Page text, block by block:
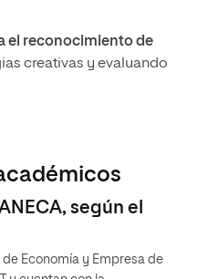
el reconocimiento de
creativas y evaluando
según el
Economía y Empresa de